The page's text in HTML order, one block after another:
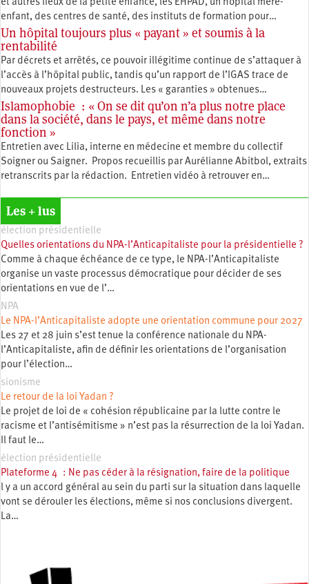
et autres lieux de la petite enfance, les EHPAD, un hôpital mère-
enfant, des centres de santé, des instituts de formation pour…
Un hôpital toujours plus « payant » et soumis à la
rentabilité
Par décrets et arrêtés, ce pouvoir illégitime continue de s’attaquer à
l’accès à l’hôpital public, tandis qu’un rapport de l’IGAS trace de
nouveaux projets destructeurs. Les « garanties » obtenues…
Islamophobie : « On se dit qu’on n’a plus notre place
dans la société, dans le pays, et même dans notre
fonction »
Entretien avec Lilia, interne en médecine et membre du collectif
Soigner ou Saigner. Propos recueillis par Aurélianne Abitbol, extraits
retranscrits par la rédaction. Entretien vidéo à retrouver en…
Les + lus
élection présidentielle
Quelles orientations du NPA-l’Anticapitaliste pour la présidentielle ?
Comme à chaque échéance de ce type, le NPA-l’Anticapitaliste
organise un vaste processus démocratique pour décider de ses
orientations en vue de l’…
NPA
Le NPA-l’Anticapitaliste adopte une orientation commune pour 2027
Les 27 et 28 juin s’est tenue la conférence nationale du NPA-
l’Anticapitaliste, afin de définir les orientations de l’organisation
pour l’élection…
sionisme
Le retour de la loi Yadan ?
Le projet de loi de « cohésion républicaine par la lutte contre le
racisme et l’antisémitisme » n’est pas la résurrection de la loi Yadan.
Il faut le…
élection présidentielle
Plateforme 4 : Ne pas céder à la résignation, faire de la politique
l y a un accord général au sein du parti sur la situation dans laquelle
vont se dérouler les élections, même si nos conclusions divergent.
La…